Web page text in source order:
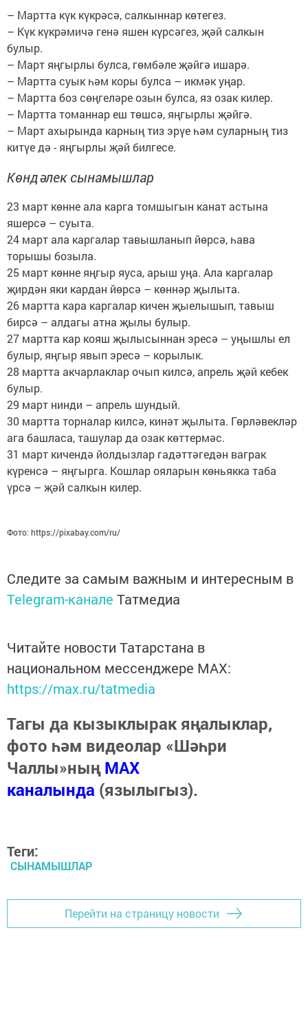
– Мартта күк күкрәсә, салкыннар көтегез.
– Күк күкрәмичә генә яшен күрсәгез, җәй салкын
булыр.
– Март яңгырлы булса, гөмбәле җәйгә ишарә.
– Мартта суык һәм коры булса – икмәк уңар.
– Мартта боз сөңгеләре озын булса, яз озак килер.
– Мартта томаннар еш төшсә, яңгырлы җәйгә.
– Март ахырында карның тиз эрүе һәм суларның тиз
китүе дә - яңгырлы җәй билгесе.
Көндәлек сынамышлар
23 март көнне ала карга томшыгын канат астына
яшерсә – суыта.
24 март ала каргалар тавышланып йөрсә, һава
торышы бозыла.
25 март көнне яңгыр яуса, арыш уңа. Ала каргалар
җирдән яки кардан йөрсә – көннәр җылыта.
26 мартта кара каргалар кичен җыелышып, тавыш
бирсә – алдагы атна җылы булыр.
27 мартта кар кояш җылысыннан эресә – уңышлы ел
булыр, яңгыр явып эресә – корылык.
28 мартта акчарлаклар очып килсә, апрель җәй кебек
булыр.
29 март нинди – апрель шундый.
30 мартта торналар килсә, кинәт җылыта. Гөрләвекләр
ага башласа, ташулар да озак көттермәс.
31 март кичендә йолдызлар гадәттәгедән ваграк
күренсә – яңгырга. Кошлар ояларын көньякка таба
үрсә – җәй салкын килер.
Фото: https://pixabay.com/ru/
Следите за самым важным и интересным в
Telegram-канале Татмедиа
Читайте новости Татарстана в
национальном мессенджере MАХ:
https://max.ru/tatmedia
Тагы да кызыклырак яңалыклар,
фото һәм видеолар «Шәһри
Чаллы»ныңMAX
каналында (язылыгыз).
Теги:
СЫНАМЫШЛАР
Перейти на страницу новости